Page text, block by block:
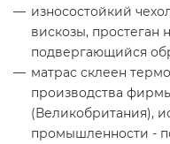
износостойкий
вискозы, простеган
подвергающийся
матрас склеен
производства
(Великобритания),
промышленности -